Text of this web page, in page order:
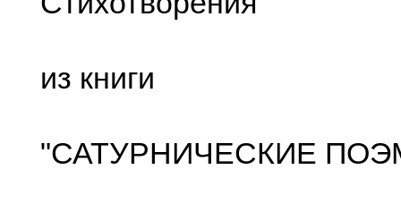
из книги
"САТУРНИЧЕСКИЕ